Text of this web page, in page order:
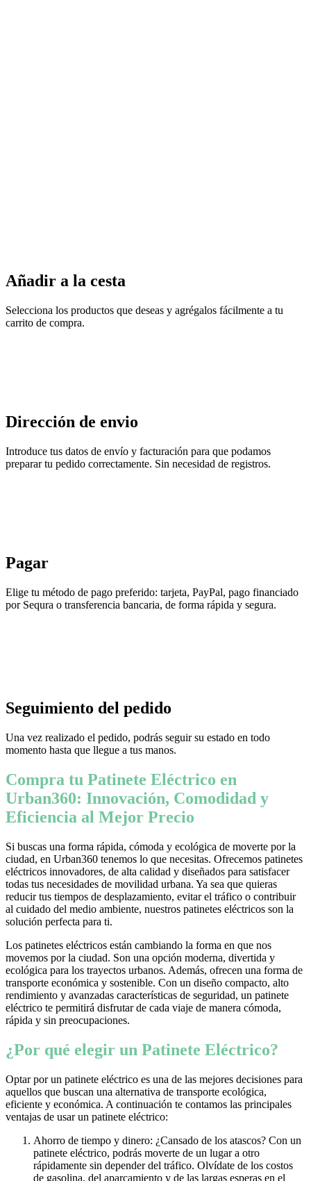
Añadir a la cesta
Selecciona los productos que deseas y agrégalos fácilmente a tu
carrito de compra.
Dirección de envio
Introduce tus datos de envío y facturación para que podamos
preparar tu pedido correctamente. Sin necesidad de registros.
Pagar
Elige tu método de pago preferido: tarjeta, PayPal, pago financiado
por Sequra o transferencia bancaria, de forma rápida y segura.
Seguimiento del pedido
Una vez realizado el pedido, podrás seguir su estado en todo
momento hasta que llegue a tus manos.
Compra tu Patinete Eléctrico en
Urban360: Innovación, Comodidad y
Eficiencia al Mejor Precio
Si buscas una forma rápida, cómoda y ecológica de moverte por la
ciudad, en Urban360 tenemos lo que necesitas. Ofrecemos patinetes
eléctricos innovadores, de alta calidad y diseñados para satisfacer
todas tus necesidades de movilidad urbana. Ya sea que quieras
reducir tus tiempos de desplazamiento, evitar el tráfico o contribuir
al cuidado del medio ambiente, nuestros patinetes eléctricos son la
solución perfecta para ti.
Los patinetes eléctricos están cambiando la forma en que nos
movemos por la ciudad. Son una opción moderna, divertida y
ecológica para los trayectos urbanos. Además, ofrecen una forma de
transporte económica y sostenible. Con un diseño compacto, alto
rendimiento y avanzadas características de seguridad, un patinete
eléctrico te permitirá disfrutar de cada viaje de manera cómoda,
rápida y sin preocupaciones.
¿Por qué elegir un Patinete Eléctrico?
Optar por un patinete eléctrico es una de las mejores decisiones para
aquellos que buscan una alternativa de transporte ecológica,
eficiente y económica. A continuación te contamos las principales
ventajas de usar un patinete eléctrico:
Ahorro de tiempo y dinero: ¿Cansado de los atascos? Con un
patinete eléctrico, podrás moverte de un lugar a otro
rápidamente sin depender del tráfico. Olvídate de los costos
de gasolina, del aparcamiento y de las largas esperas en el